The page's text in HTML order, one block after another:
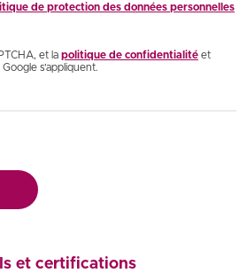
de protection des données personnelles
et la politique de confidentialité et
Google s’appliquent.
et certifications